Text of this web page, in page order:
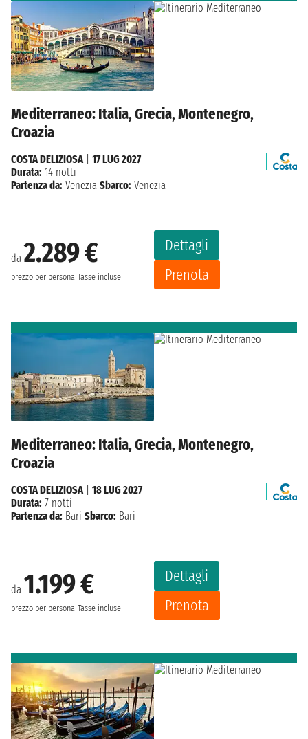
Mediterraneo: Italia, Grecia, Montenegro,
Croazia
da 2.289 €
prezzo per persona Tasse incluse
Dettagli
Prenota
COSTA DELIZIOSA
17 LUG 2027
Durata: 14 notti
Partenza da: Venezia Sbarco: Venezia
Mediterraneo: Italia, Grecia, Montenegro,
Croazia
da 1.199 €
prezzo per persona Tasse incluse
Dettagli
Prenota
COSTA DELIZIOSA| 18 LUG 2027
Durata: 7 notti
Partenza da: Bari Sbarco: Bari